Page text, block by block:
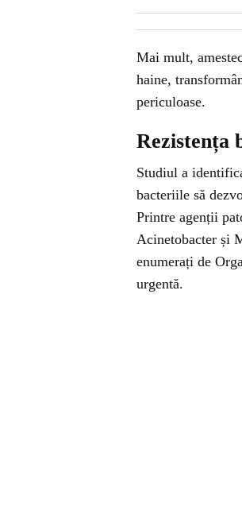
Mai mult,
haine,
periculoase.
Rezistența
Studiul a
bacteriile să
Printre agenții
Acinetobacter și
enumerați de
urgentă.